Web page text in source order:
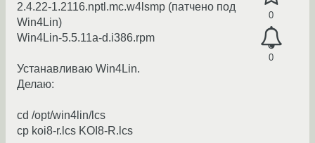
0
0
2.4.22-1.2116.nptl.mc.w4lsmp (патчено под
Win4Lin)
Win4Lin-5.5.11a-d.i386.rpm
Устанавливаю Win4Lin.
Делаю:
cd /opt/win4lin/lcs
cp koi8-r.lcs KOI8-R.lcs